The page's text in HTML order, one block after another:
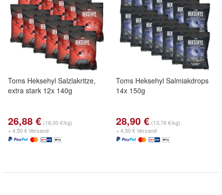
Toms Heksehyl Salzlakritze,
extra stark 12x 140g
26,88 € (16,00 €/kg)
+ 4,50 € Versand
Toms Heksehyl Salmiakdrops
14x 150g
28,90 € (13,76 €/kg)
+ 4,50 € Versand